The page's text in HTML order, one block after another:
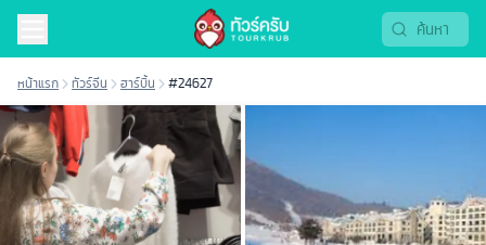
หน้าแรก ทัวร์จีน ฮาร์บิ้น #24627